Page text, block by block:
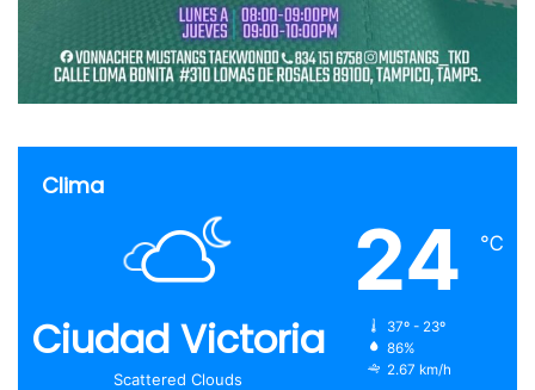
Clima
Ciudad Victoria
Scattered Clouds
24 ℃
37º - 23º
86%
2.67 km/h